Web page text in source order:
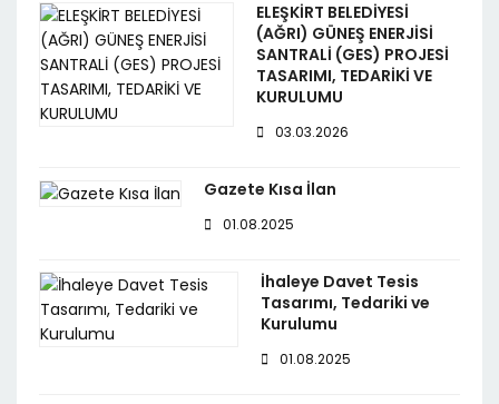
ELEŞKİRT BELEDİYESİ
(AĞRI) GÜNEŞ ENERJİSİ
SANTRALİ (GES) PROJESİ
TASARIMI, TEDARİKİ VE
KURULUMU
03.03.2026
Gazete Kısa İlan
01.08.2025
İhaleye Davet Tesis
Tasarımı, Tedariki ve
Kurulumu
01.08.2025